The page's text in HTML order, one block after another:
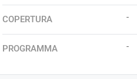
COPERTURA -
PROGRAMMA -